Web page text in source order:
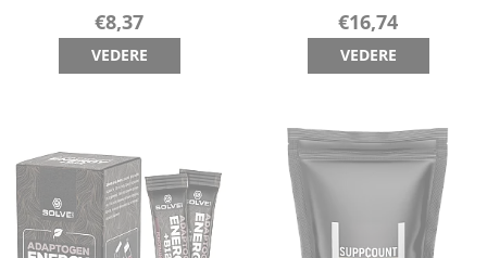
€8,37
VEDERE
€16,74
VEDERE